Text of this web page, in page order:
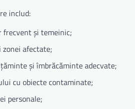
includ:
frecvent și temeinic;
afectate;
și îmbrăcăminte adecvate;
cu obiecte contaminate;
personale;